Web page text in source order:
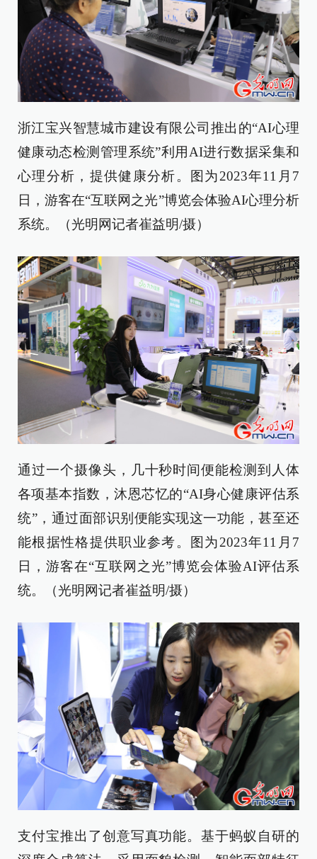
浙江宝兴智慧城市建设有限公司推出的“AI心理
健康动态检测管理系统”利用AI进行数据采集和
心理分析，提供健康分析。图为2023年11月7
日，游客在“互联网之光”博览会体验AI心理分析
系统。（光明网记者崔益明/摄）
通过一个摄像头，几十秒时间便能检测到人体
各项基本指数，沐恩芯忆的“AI身心健康评估系
统”，通过面部识别便能实现这一功能，甚至还
能根据性格提供职业参考。图为2023年11月7
日，游客在“互联网之光”博览会体验AI评估系
统。（光明网记者崔益明/摄）
支付宝推出了创意写真功能。基于蚂蚁自研的